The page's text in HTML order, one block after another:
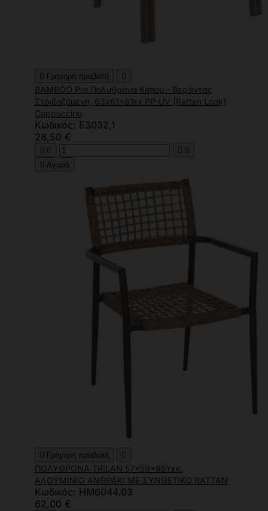
 Γρήγορη προβολή 
BAMBOO Pro Πολυθρόνα Κήπου - Βεράντας
Στοιβαζόμενη, 63x61x81εκ PP-UV (Rattan Look)
Cappuccino
Κωδικός: Ε3032,1
28,50 €
   
 Αγορά
 Γρήγορη προβολή 
ΠΟΛΥΘΡΟΝΑ TRILAN 57x59x85Υεκ.
ΑΛΟΥΜΙΝΙΟ ΑΝΘΡΑΚΙ ΜΕ ΣΥΝΘΕΤΙΚΟ RATTAN
Κωδικός: HM6044.03
62,00 €